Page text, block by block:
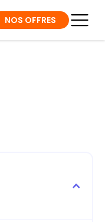
NOS OFFRES